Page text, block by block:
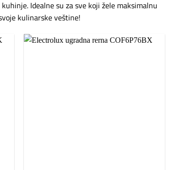
Idealne su za sve koji žele maksimalnu
kulinarske veštine!